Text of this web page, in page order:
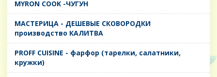
MYRON COOK -ЧУГУН
MАСТЕРИЦА - ДЕШЕВЫЕ СКОВОРОДКИ
производство КАЛИТВА
PROFF CUISINE - фарфор (тарелки, салатники,
кружки)